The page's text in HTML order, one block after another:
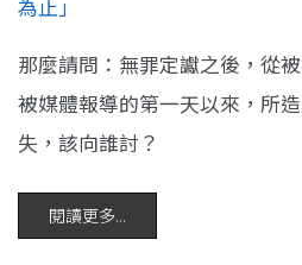
為止」
那麼請問：無罪定讞之後，從
被媒體報導的第一天以來，所
失，該向誰討？
閱讀更多...